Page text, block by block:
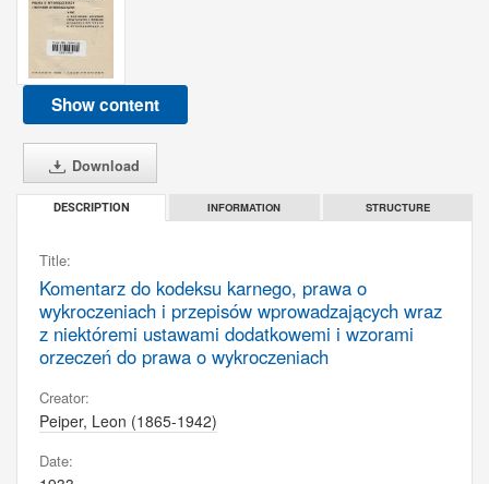
Show content
Download
DESCRIPTION INFORMATION STRUCTURE
Title:
Komentarz do kodeksu karnego, prawa o
wykroczeniach i przepisów wprowadzających wraz
z niektóremi ustawami dodatkowemi i wzorami
orzeczeń do prawa o wykroczeniach
Creator:
Peiper, Leon (1865-1942)
Date: